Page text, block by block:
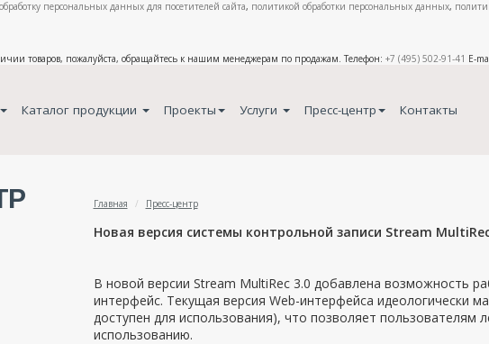
персональных данных для посетителей сайта, политикой обработки персональных данных,
товаров, пожалуйста, обращайтесь к нашим менеджерам по продажам. Телефон: +7 (495) 502-91-41 E-
Каталог продукции Проекты Услуги Пресс-центр Контакты
Главная Пресс-центр
Новая версия системы контрольной записи Stream
В новой версии Stream MultiRec 3.0 добавлена возможность
интерфейс. Текущая версия Web-интерфейса идеологически
доступен для использования), что позволяет пользователям
использованию.